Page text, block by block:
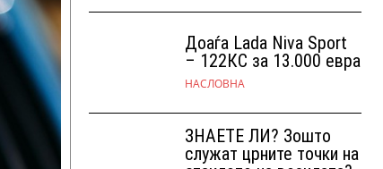
Доаѓа Lada Niva Sport
– 122КС за 13.000 евра
НАСЛОВНА
ЗНАЕТЕ ЛИ? Зошто
служат црните точки на